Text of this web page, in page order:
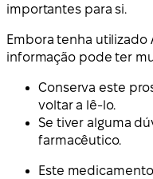
importantes para si.
Embora tenha
informação pode ter
Conserva este
voltar a lê-lo.
Se tiver alguma
farmacêutico.
Este